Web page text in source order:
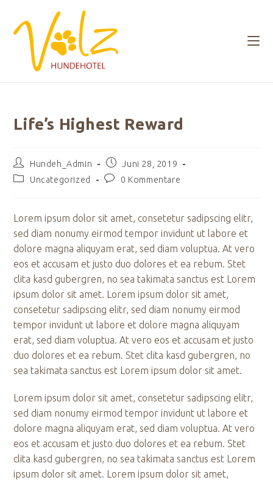
springen
Life’s Highest Reward
Beitrags-
Autor:
Hundeh_Admin
Beitrag
veröffentlicht:
Juni 28, 2019
Beitrags-
Uncategorized
Beitrags-
0 Kommentare
Lorem ipsum dolor sit amet, consetetur sadipscing elitr,
sed diam nonumy eirmod tempor invidunt ut labore et
dolore magna aliquyam erat, sed diam voluptua. At vero
eos et accusam et justo duo dolores et ea rebum. Stet
clita kasd gubergren, no sea takimata sanctus est Lorem
ipsum dolor sit amet. Lorem ipsum dolor sit amet,
consetetur sadipscing elitr, sed diam nonumy eirmod
tempor invidunt ut labore et dolore magna aliquyam
erat, sed diam voluptua. At vero eos et accusam et justo
duo dolores et ea rebum. Stet clita kasd gubergren, no
sea takimata sanctus est Lorem ipsum dolor sit amet.
Lorem ipsum dolor sit amet, consetetur sadipscing elitr,
sed diam nonumy eirmod tempor invidunt ut labore et
dolore magna aliquyam erat, sed diam voluptua. At vero
eos et accusam et justo duo dolores et ea rebum. Stet
clita kasd gubergren, no sea takimata sanctus est Lorem
ipsum dolor sit amet. Lorem ipsum dolor sit amet,